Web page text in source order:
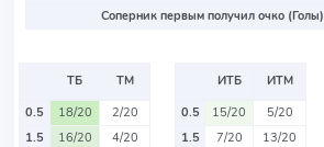
Соперник первым получил очко (Голы)
ТБ
ТМ
0.5
18/20
2/20
1.5
16/20
4/20
ИТБ
ИТМ
0.5
15/20
5/20
1.5
7/20
13/20